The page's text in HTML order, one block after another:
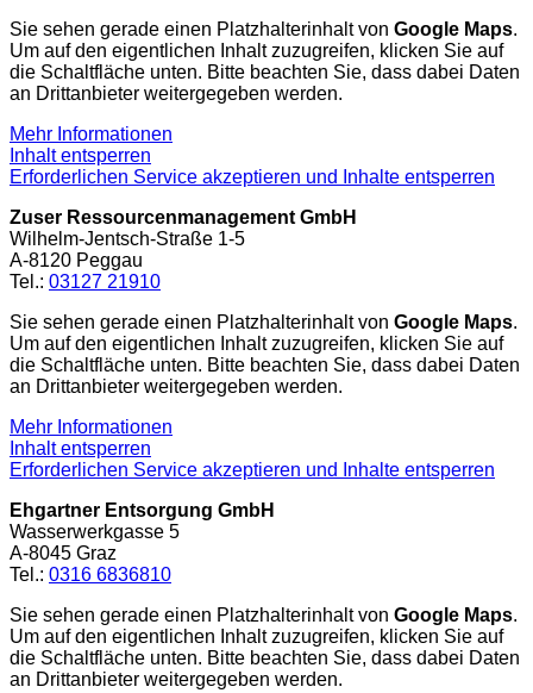
Sie sehen gerade einen Platzhalterinhalt von Google Maps.
Um auf den eigentlichen Inhalt zuzugreifen, klicken Sie auf
die Schaltfläche unten. Bitte beachten Sie, dass dabei Daten
an Drittanbieter weitergegeben werden.
Mehr Informationen
Inhalt entsperren
Erforderlichen Service akzeptieren und Inhalte entsperren
Zuser Ressourcenmanagement GmbH
Wilhelm-Jentsch-Straße 1-5
A-8120 Peggau
Tel.: 03127 21910
Sie sehen gerade einen Platzhalterinhalt von Google Maps.
Um auf den eigentlichen Inhalt zuzugreifen, klicken Sie auf
die Schaltfläche unten. Bitte beachten Sie, dass dabei Daten
an Drittanbieter weitergegeben werden.
Mehr Informationen
Inhalt entsperren
Erforderlichen Service akzeptieren und Inhalte entsperren
Ehgartner Entsorgung GmbH
Wasserwerkgasse 5
A-8045 Graz
Tel.: 0316 6836810
Sie sehen gerade einen Platzhalterinhalt von Google Maps.
Um auf den eigentlichen Inhalt zuzugreifen, klicken Sie auf
die Schaltfläche unten. Bitte beachten Sie, dass dabei Daten
an Drittanbieter weitergegeben werden.